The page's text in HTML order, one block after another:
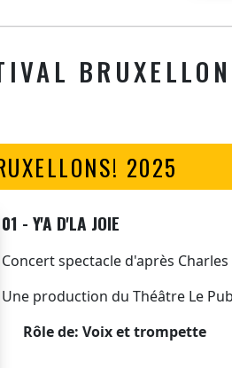
2025
01 - Y'A D'LA JOIE
Concert spectacle d'après
Une production du Théâtre Le
Rôle de: Voix et trompette